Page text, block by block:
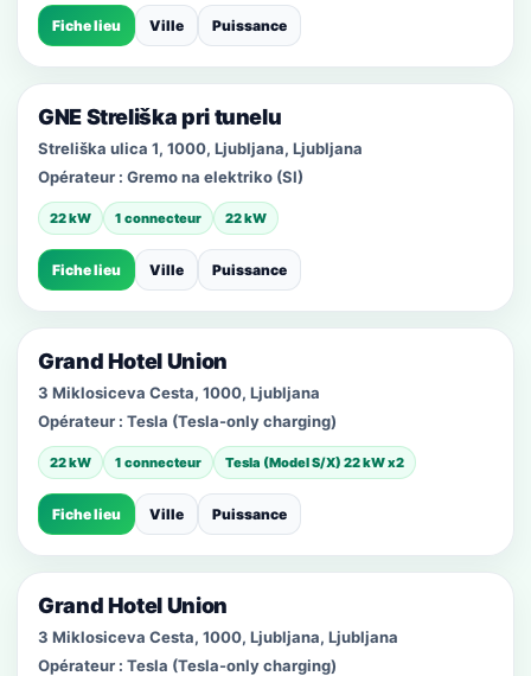
Fiche lieu Ville Puissance
GNE Streliška pri tunelu
Streliška ulica 1, 1000, Ljubljana, Ljubljana
Opérateur : Gremo na elektriko (SI)
22 kW 1 connecteur 22 kW
Fiche lieu Ville Puissance
Grand Hotel Union
3 Miklosiceva Cesta, 1000, Ljubljana
Opérateur : Tesla (Tesla-only charging)
22 kW 1 connecteur Tesla (Model S/X) 22 kW x2
Fiche lieu Ville Puissance
Grand Hotel Union
3 Miklosiceva Cesta, 1000, Ljubljana, Ljubljana
Opérateur : Tesla (Tesla-only charging)